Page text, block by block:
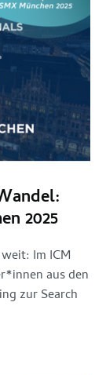
2025
Im ICM
aus den
zur Search